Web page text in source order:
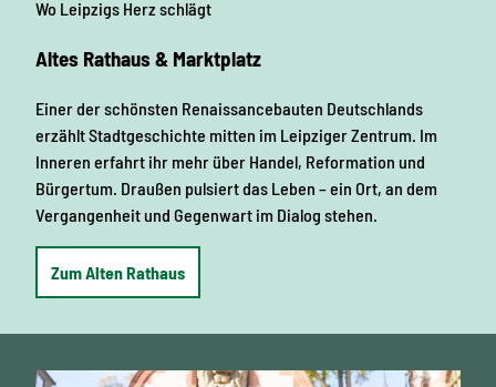
Wo Leipzigs Herz schlägt
Altes Rathaus & Marktplatz
Einer der schönsten Renaissancebauten Deutschlands
erzählt Stadtgeschichte mitten im Leipziger Zentrum. Im
Inneren erfahrt ihr mehr über Handel, Reformation und
Bürgertum. Draußen pulsiert das Leben – ein Ort, an dem
Vergangenheit und Gegenwart im Dialog stehen.
Zum Alten Rathaus